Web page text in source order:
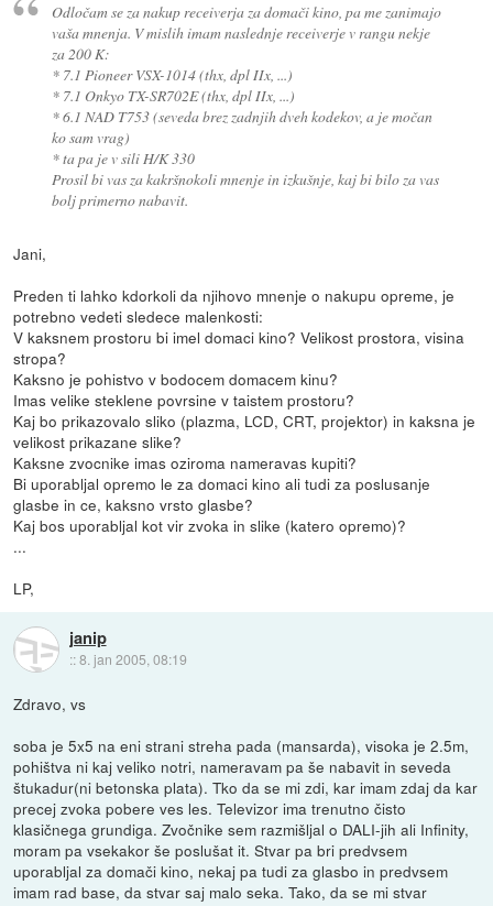
Odločam se za nakup receiverja za domači kino, pa me zanimajo
vaša mnenja. V mislih imam naslednje receiverje v rangu nekje
za 200 K:
* 7.1 Pioneer VSX-1014 (thx, dpl IIx, ...)
* 7.1 Onkyo TX-SR702E (thx, dpl IIx, ...)
* 6.1 NAD T753 (seveda brez zadnjih dveh kodekov, a je močan
ko sam vrag)
* ta pa je v sili H/K 330
Prosil bi vas za kakršnokoli mnenje in izkušnje, kaj bi bilo za vas
bolj primerno nabavit.
Jani,
Preden ti lahko kdorkoli da njihovo mnenje o nakupu opreme, je
potrebno vedeti sledece malenkosti:
V kaksnem prostoru bi imel domaci kino? Velikost prostora, visina
stropa?
Kaksno je pohistvo v bodocem domacem kinu?
Imas velike steklene povrsine v taistem prostoru?
Kaj bo prikazovalo sliko (plazma, LCD, CRT, projektor) in kaksna je
velikost prikazane slike?
Kaksne zvocnike imas oziroma nameravas kupiti?
Bi uporabljal opremo le za domaci kino ali tudi za poslusanje
glasbe in ce, kaksno vrsto glasbe?
Kaj bos uporabljal kot vir zvoka in slike (katero opremo)?
...
LP,
janip
::8. jan 2005, 08:19
Zdravo, vs
soba je 5x5 na eni strani streha pada (mansarda), visoka je 2.5m,
pohištva ni kaj veliko notri, nameravam pa še nabavit in seveda
štukadur(ni betonska plata). Tko da se mi zdi, kar imam zdaj da kar
precej zvoka pobere ves les. Televizor ima trenutno čisto
klasičnega grundiga. Zvočnike sem razmišljal o DALI-jih ali Infinity,
moram pa vsekakor še poslušat it. Stvar pa bri predvsem
uporabljal za domači kino, nekaj pa tudi za glasbo in predvsem
imam rad base, da stvar saj malo seka. Tako, da se mi stvar